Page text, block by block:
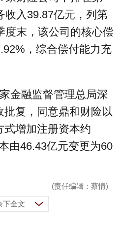
收入39.87亿元，列第
度末，该公司的核心偿
，综合偿付能力充
融监督管理总局深
复，同意鼎和财险以
式增加注册资本约
由46.43亿元变更为60
(责任编辑：蔡情)
下全文